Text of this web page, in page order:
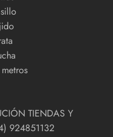
TIENDAS Y
924851132